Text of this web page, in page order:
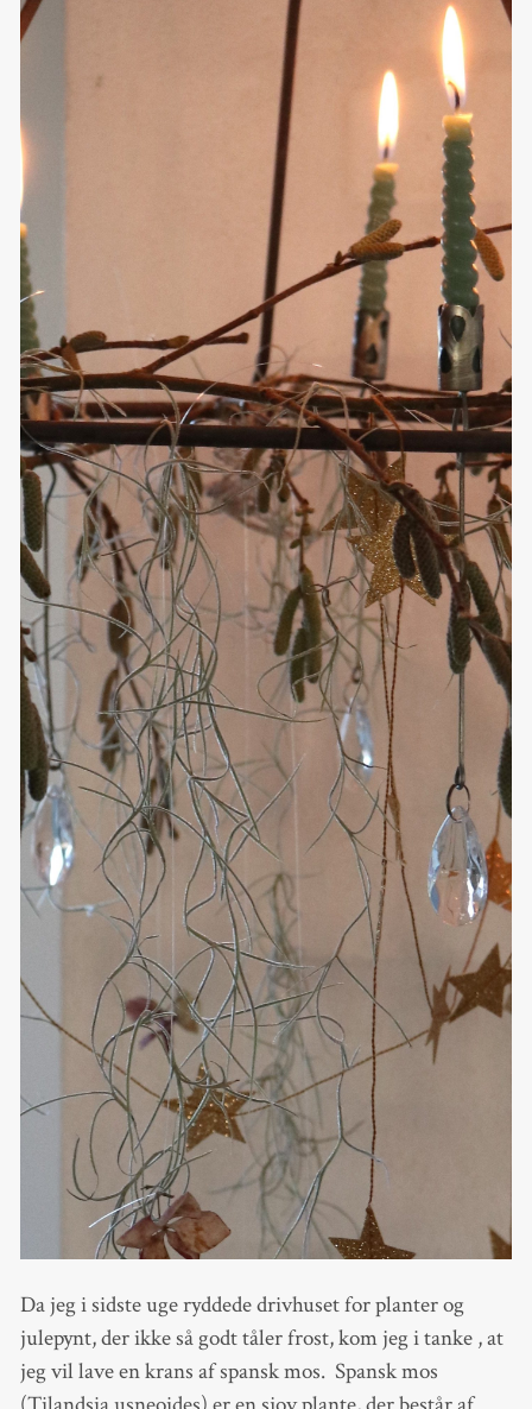
Da jeg i sidste uge ryddede drivhuset for planter og
julepynt, der ikke så godt tåler frost, kom jeg i tanke , at
jeg vil lave en krans af spansk mos. Spansk mos